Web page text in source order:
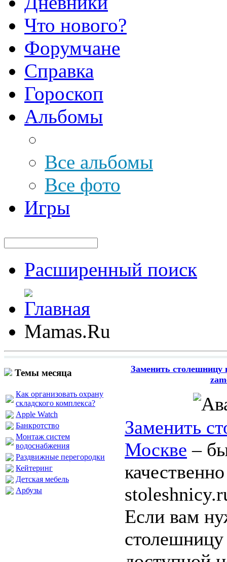
Что нового?
Форумчане
Справка
Гороскоп
Альбомы
Все альбомы
Все фото
Игры
Расширенный поиск
Mamas.Ru
Темы месяца
Как организовать охрану
складского комплекса?
Apple Watch
Банкротство
Монтаж систем
водоснабжения
Раздвижные перегородки
Кейтеринг
Детская мебель
Арбузы
Заменить столешницу
Заменить
Москве –
Если вам